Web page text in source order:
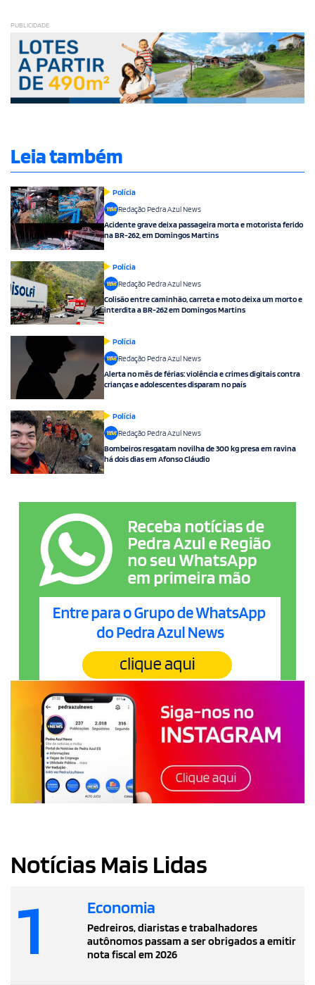
PUBLICIDADE
Leia também
Polícia
Redação Pedra Azul News
Acidente grave deixa passageira morta e motorista ferido
na BR-262, em Domingos Martins
Polícia
Redação Pedra Azul News
Colisão entre caminhão, carreta e moto deixa um morto e
interdita a BR-262 em Domingos Martins
Polícia
Redação Pedra Azul News
Alerta no mês de férias: violência e crimes digitais contra
crianças e adolescentes disparam no país
Polícia
Redação Pedra Azul News
Bombeiros resgatam novilha de 300 kg presa em ravina
há dois dias em Afonso Cláudio
Notícias Mais Lidas
1 Economia
Pedreiros, diaristas e trabalhadores
autônomos passam a ser obrigados a emitir
nota fiscal em 2026